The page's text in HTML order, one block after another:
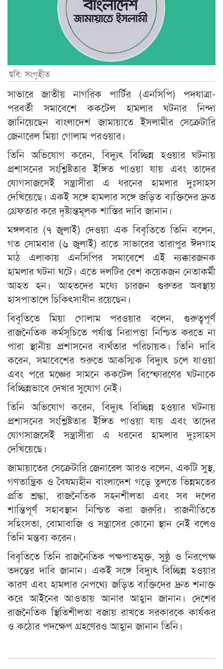
ছবি: সংগৃহীত
সাভারে জাতীয় নাগরিক পার্টির (এনসিপি) পদযাত্রা-
পরবর্তী সমাবেশে ককটেল হামলার ঘটনার নিন্দা
জানিয়েছেন বাংলাদেশ জামায়াতে ইসলামীর সেক্রেটারি
জেনারেল মিয়া গোলাম পরওয়ার।
তিনি অভিযোগ করেন, বিদ্যুৎ বিচ্ছিন্ন হওয়ার ঘটনায়
প্রশাসনের সংশ্লিষ্টতার ইঙ্গিত পাওয়া যায় এবং তাদের
যোগসাজসেই সন্ত্রাসীরা এ ধরনের হামলার দুঃসাহস
দেখিয়েছে। একই সঙ্গে হামলার সঙ্গে জড়িত ব্যক্তিদের দ্রুত
গ্রেফতার করে দৃষ্টান্তমূলক শাস্তির দাবি জানান।
মঙ্গলবার (৭ জুলাই) দেওয়া এক বিবৃতিতে তিনি বলেন,
গত সোমবার (৬ জুলাই) রাতে সাভারের তারাপুর ঈদগাহ
মাঠ এলাকায় এনসিপির সমাবেশে এই ন্যক্কারজনক
হামলার ঘটনা ঘটে। এতে দলটির বেশ কয়েকজন নেতাকর্মী
আহত হন। আহতদের মধ্যে চারজন গুরুতর অবস্থায়
হাসপাতালে চিকিৎসাধীন রয়েছেন।
বিবৃতিতে মিয়া গোলাম পরওয়ার বলেন, গুরুত্বপূর্ণ
রাজনৈতিক কর্মসূচিতে পর্যাপ্ত নিরাপত্তা নিশ্চিত করতে না
পারা স্থানীয় প্রশাসনের ব্যর্থতার পরিচায়ক। তিনি দাবি
করেন, সমাবেশের শুরুতে আকস্মিক বিদ্যুৎ চলে যাওয়া
এবং পরে মঞ্চের সামনে ককটেল বিস্ফোরণের ঘটনাকে
বিচ্ছিন্নভাবে দেখার সুযোগ নেই।
তিনি অভিযোগ করেন, বিদ্যুৎ বিচ্ছিন্ন হওয়ার ঘটনায়
প্রশাসনের সংশ্লিষ্টতার ইঙ্গিত পাওয়া যায় এবং তাদের
যোগসাজসেই সন্ত্রাসীরা এ ধরনের হামলার দুঃসাহস
দেখিয়েছে।
জামায়াতের সেক্রেটারি জেনারেল আরও বলেন, একটি সুস্থ,
গণতান্ত্রিক ও বৈষম্যহীন বাংলাদেশ গড়ে তুলতে ভিন্নমতের
প্রতি শ্রদ্ধা, রাজনৈতিক সহনশীলতা এবং সব দলের
শান্তিপূর্ণ সহাবস্থান নিশ্চিত করা জরুরি। রাজনীতিতে
সহিংসতা, বোমাবাজি ও সন্ত্রাসের কোনো স্থান নেই বলেও
তিনি মন্তব্য করেন।
বিবৃতিতে তিনি রাজনৈতিক পক্ষপাতমুক্ত, সুষ্ঠু ও নিরপেক্ষ
তদন্তের দাবি জানান। একই সঙ্গে বিদ্যুৎ বিচ্ছিন্ন হওয়ার
কারণ এবং হামলার নেপথ্যে জড়িত ব্যক্তিদের দ্রুত শনাক্ত
করে আইনের আওতায় আনার আহ্বান জানান। দেশের
রাজনৈতিক স্থিতিশীলতা বজায় রাখতে সরকারকে কার্যকর
ও কঠোর পদক্ষেপ গ্রহণেরও আহ্বান জানান তিনি।